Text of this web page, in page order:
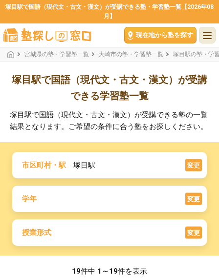
塚目駅で国語（現代文・古文・漢文）が受講できる塾・学習塾一覧【2026年08
月】
現在地から塾を探す
宮城県の塾・学習塾一覧 大崎市の塾・学習塾一覧 塚目駅の塾・学
塚目駅で国語（現代文・古文・漢文）が受講
できる学習塾一覧
塚目駅で国語（現代文・古文・漢文）が受講できる塾の一覧
結果となります。ご希望の条件に合う塾をお探しください。
市区町村・駅 塚目駅 変更
学年 変更
授業形式 変更
19件中 1～19件を表示